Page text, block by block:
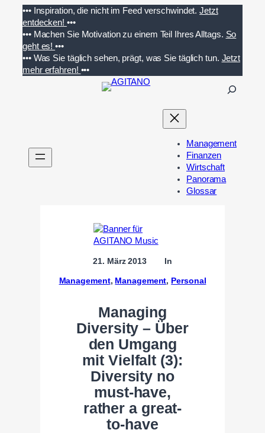
Inhalt
springen
••• Inspiration, die nicht im Feed verschwindet. Jetzt
entdecken! •••
••• Machen Sie Motivation zu einem Teil Ihres Alltags. So
geht es!•••
••• Was Sie täglich sehen, prägt, was Sie täglich tun. Jetzt
mehr erfahren! •••
n
Management
Finanzen
Wirtschaft
Panorama
Glossar
21. März 2013 In
Management, Management, Personal
Managing
Diversity – Über
den Umgang
mit Vielfalt (3):
Diversity no
must-have,
rather a great-
to-have